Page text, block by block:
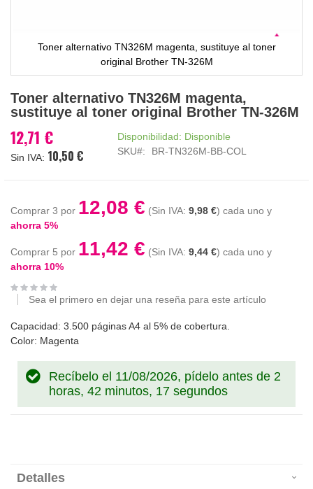
Toner alternativo TN326M magenta, sustituye al toner
original Brother TN-326M
al
comienzo
la
galería
Toner alternativo TN326M magenta,
sustituye al toner original Brother TN-326M
12,71 €
10,50 €
Disponibilidad: Disponible
SKU
BR-TN326M-BB-COL
Comprar 3 por 12,08 € 9,98 € cada uno y
ahorra 5%
Comprar 5 por 11,42 € 9,44 € cada uno y
ahorra 10%
Sea el primero en dejar una reseña para este artículo
Capacidad: 3.500 páginas A4 al 5% de cobertura.
Color: Magenta
Recíbelo el 11/08/2026, pídelo antes de 2
horas, 42 minutos, 17 segundos
Detalles